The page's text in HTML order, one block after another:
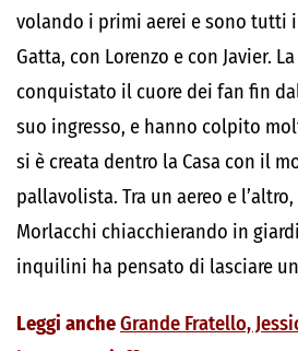
volando i primi aerei e sono tutti
Gatta, con Lorenzo e con Javier.
conquistato il cuore dei fan fin
suo ingresso, e hanno colpito
si è creata dentro la Casa con il
pallavolista. Tra un aereo e
Morlacchi chiacchierando in
inquilini ha pensato di lasciare
Leggi ancheGrande Fratello,